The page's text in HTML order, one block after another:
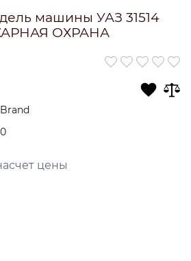
машины УАЗ 31514
ОХРАНА
цены